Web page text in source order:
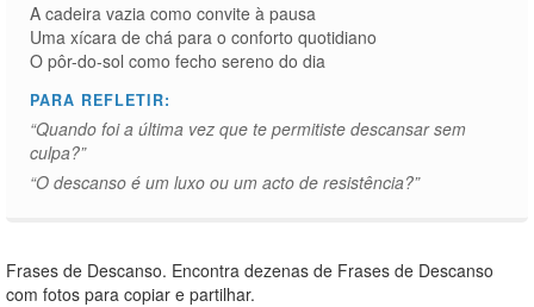
A cadeira vazia como convite à pausa
Uma xícara de chá para o conforto quotidiano
O pôr-do-sol como fecho sereno do dia
PARA REFLETIR:
“Quando foi a última vez que te permitiste descansar sem
culpa?”
“O descanso é um luxo ou um acto de resistência?”
Frases de Descanso. Encontra dezenas de Frases de Descanso
com fotos para copiar e partilhar.